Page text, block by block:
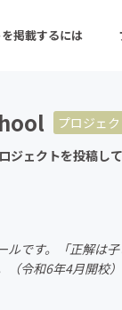
掲載するには
着プロジェクト
ス開発
プロジェ
ジェクトを投稿し
ルです。「正解
令和6年4月開校）